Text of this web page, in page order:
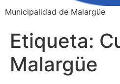
Municipalidad de Malargüe
Etiqueta:
Malargüe